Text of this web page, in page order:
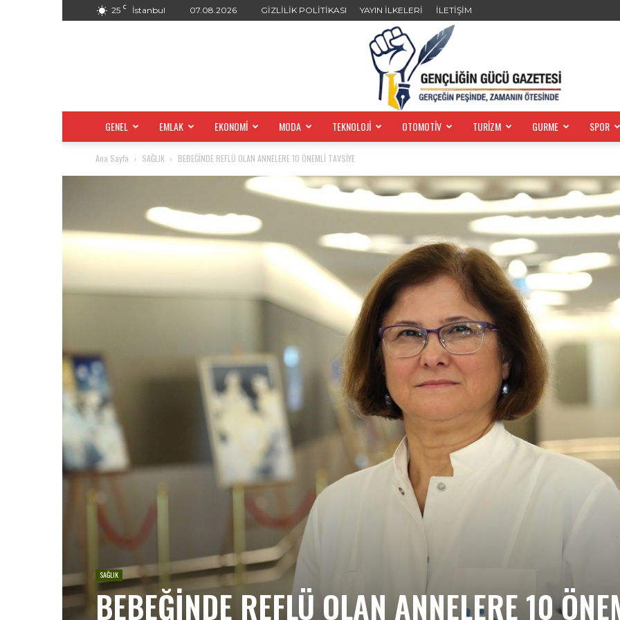
25 C İstanbul 07.08.2026 GİZLİLİK POLİTİKASI YAYIN İLKELERİ İLETİŞİM
GÜCÜ
HABER
GAZETESİ
GENEL EMLAK EKONOMİ MODA TEKNOLOJİ OTOMOTİV TURİZM GURME SPOR
Ana Sayfa SAĞLIK BEBEĞİNDE REFLÜ OLAN ANNELERE 10 ÖNEMLİ TAVSİYE
SAĞLIK
BEBEĞİNDE REFLÜ OLAN ANNELERE 10